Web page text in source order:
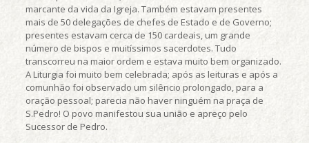
marcante da vida da Igreja. Também estavam presentes
mais de 50 delegações de chefes de Estado e de Governo;
presentes estavam cerca de 150 cardeais, um grande
número de bispos e muitíssimos sacerdotes. Tudo
transcorreu na maior ordem e estava muito bem organizado.
A Liturgia foi muito bem celebrada; após as leituras e após a
comunhão foi observado um silêncio prolongado, para a
oração pessoal; parecia não haver ninguém na praça de
S.Pedro! O povo manifestou sua união e apreço pelo
Sucessor de Pedro.